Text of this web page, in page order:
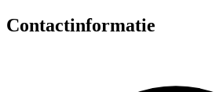
Contactinformatie